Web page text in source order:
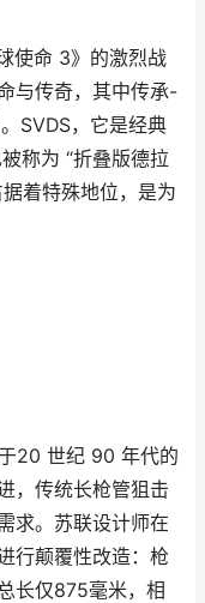
使命 3》的激烈战
与传奇，其中传承-
SVDS，它是经典
称为 “折叠版德拉
着特殊地位，是为
20 世纪 90 年代的
，传统长枪管狙击
求。苏联设计师在
行颠覆性改造：枪
长仅875毫米，相